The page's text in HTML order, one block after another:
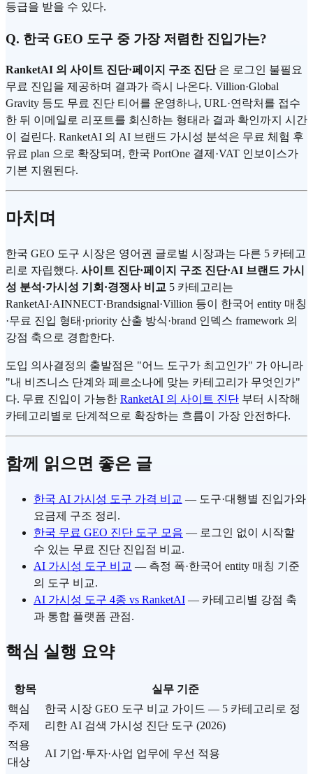
등급을 받을 수 있다.
Q. 한국 GEO 도구 중 가장 저렴한 진입가는?
RanketAI 의 사이트 진단·페이지 구조 진단은 로그인 불필요
무료 진입을 제공하며 결과가 즉시 나온다. Villion·Global
Gravity 등도 무료 진단 티어를 운영하나, URL·연락처를 접수
한 뒤 이메일로 리포트를 회신하는 형태라 결과 확인까지 시간
이 걸린다. RanketAI 의 AI 브랜드 가시성 분석은 무료 체험 후
유료 plan 으로 확장되며, 한국 PortOne 결제·VAT 인보이스가
기본 지원된다.
마치며
한국 GEO 도구 시장은 영어권 글로벌 시장과는 다른 5 카테고
리로 자립했다. 사이트 진단·페이지 구조 진단·AI 브랜드 가시
성 분석·가시성 기회·경쟁사 비교 5 카테고리는
RanketAI·AINNECT·Brandsignal·Villion 등이 한국어 entity 매칭
·무료 진입 형태·priority 산출 방식·brand 인덱스 framework 의
강점 축으로 경합한다.
도입 의사결정의 출발점은 "어느 도구가 최고인가" 가 아니라
"내 비즈니스 단계와 페르소나에 맞는 카테고리가 무엇인가"
다. 무료 진입이 가능한 RanketAI 의 사이트 진단 부터 시작해
카테고리별로 단계적으로 확장하는 흐름이 가장 안전하다.
함께 읽으면 좋은 글
한국 AI 가시성 도구 가격 비교 — 도구·대행별 진입가와
요금제 구조 정리.
한국 무료 GEO 진단 도구 모음 — 로그인 없이 시작할
수 있는 무료 진단 진입점 비교.
AI 가시성 도구 비교 — 측정 폭·한국어 entity 매칭 기준
의 도구 비교.
AI 가시성 도구 4종 vs RanketAI — 카테고리별 강점 축
과 통합 플랫폼 관점.
핵심 실행 요약
항목
실무 기준
핵심
주제
한국 시장 GEO 도구 비교 가이드 — 5 카테고리로 정
리한 AI 검색 가시성 진단 도구 (2026)
적용
대상
AI 기업·투자·사업 업무에 우선 적용